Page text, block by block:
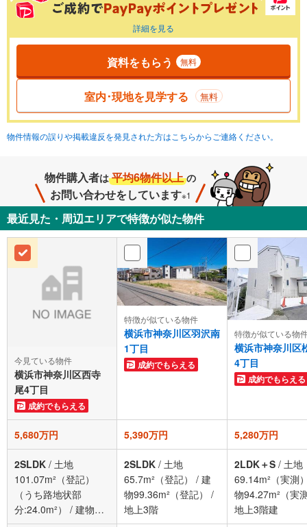
詳細を見る
資料をもらう 無料
室内･現地を見学する 無料
物件情報の誤りや掲載違反を発見された方はこちらからご連絡ください。
物件購入者は 平均6物件以上 の
お問い合わせをしています※1
最近見た・周辺エリアで特徴が似た物件
今見ている物件
横浜市神奈川区西寺
尾4丁目
成約でもらえる
特徴が似ている物件
横浜市神奈川区羽沢南
1丁目
成約でもらえる
特徴が似ている物
横浜市神奈川区
4丁目
成約でもらえる
5,680万円 5,390万円 5,280万円
2SLDK / 土地
101.07m²（登記）
（うち路地状部
分:24.0m²）
/ 建物
2SLDK / 土地
65.7m²（登記）
/ 建
物99.36m²（登記）
/
地上3階
2LDK＋S / 土地
69.14m²（実測
物94.27m²（実
地上3階建